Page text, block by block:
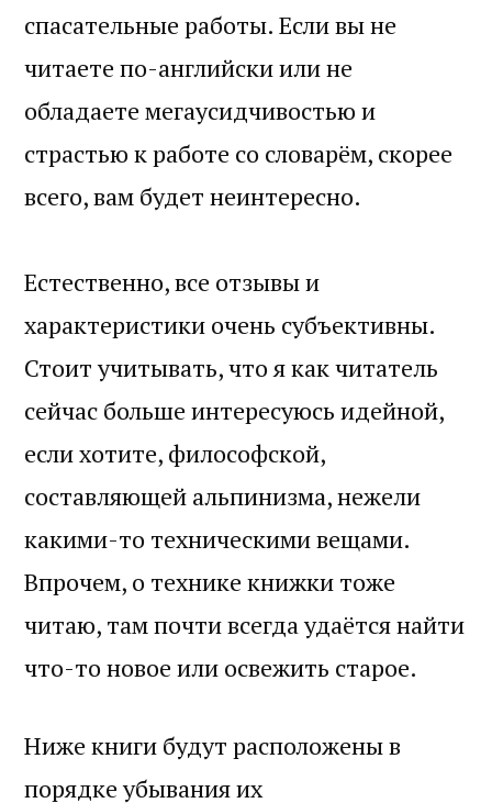
спасательные работы. Если вы не
читаете по-английски или не
обладаете мегаусидчивостью и
страстью к работе со словарём, скорее
всего, вам будет неинтересно.
Естественно, все отзывы и
характеристики очень субъективны.
Стоит учитывать, что я как читатель
сейчас больше интересуюсь идейной,
если хотите, философской,
составляющей альпинизма, нежели
какими-то техническими вещами.
Впрочем, о технике книжки тоже
читаю, там почти всегда удаётся найти
что-то новое или освежить старое.
Ниже книги будут расположены в
порядке убывания их